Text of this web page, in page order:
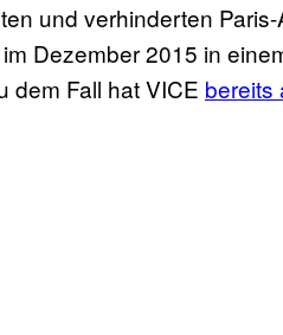
und verhinderten
Dezember 2015 in
dem Fall hat VICE bereits